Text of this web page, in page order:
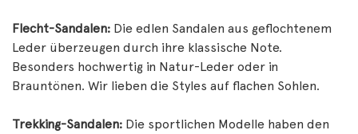
Flecht-Sandalen: Die edlen Sandalen aus geflochtenem
Leder überzeugen durch ihre klassische Note.
Besonders hochwertig in Natur-Leder oder in
Brauntönen. Wir lieben die Styles auf flachen Sohlen.
Trekking-Sandalen: Die sportlichen Modelle haben den